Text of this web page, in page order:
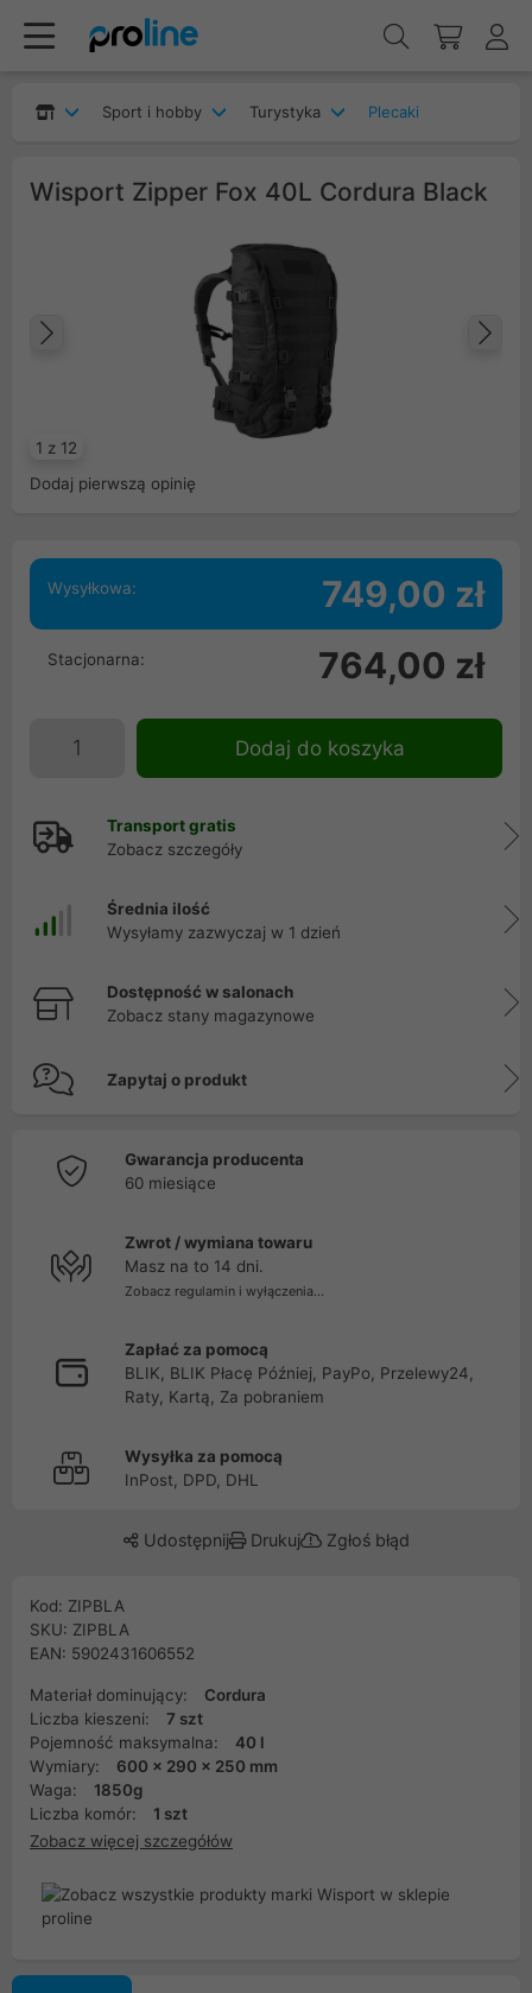
Sport i hobby Turystyka Plecaki
Wisport Zipper Fox 40L Cordura Black
1 z 12
Poprzedni
Dodaj pierwszą opinię
Wysyłkowa: 749,00 zł
Stacjonarna: 764,00 zł
Dodaj do koszyka
Transport gratis
Zobacz szczegóły
Średnia ilość
Wysyłamy zazwyczaj w 1 dzień
Dostępność w salonach
Zobacz stany magazynowe
Zapytaj o produkt
Gwarancja producenta
60 miesiące
Zwrot / wymiana towaru
Masz na to 14 dni.
Zobacz regulamin i wyłączenia...
Zapłać za pomocą
BLIK, BLIK Płacę Później, PayPo, Przelewy24,
Raty, Kartą, Za pobraniem
Wysyłka za pomocą
InPost, DPD, DHL
Udostępnij Drukuj Zgłoś błąd
Kod: ZIPBLA
SKU: ZIPBLA
EAN: 5902431606552
Materiał dominujący:
Cordura
Liczba kieszeni:
7 szt
Pojemność maksymalna:
40 l
Wymiary:
600 x 290 x 250 mm
Waga:
1850g
Liczba komór:
1 szt
Zobacz więcej szczegółów